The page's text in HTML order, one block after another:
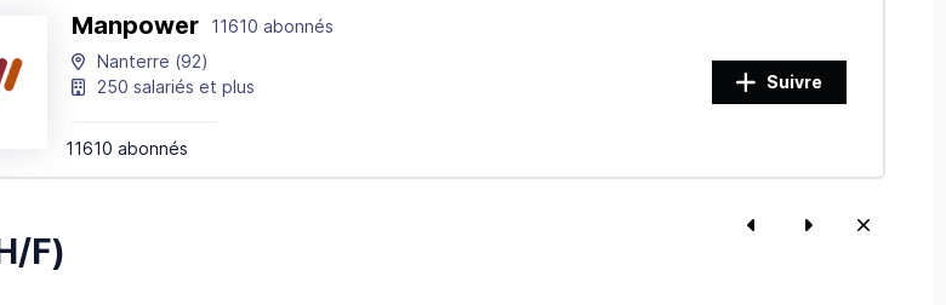
Manpower
11610 abonnés
Nanterre (92)
250 salariés et plus
11610 abonnés
Suivre
F)